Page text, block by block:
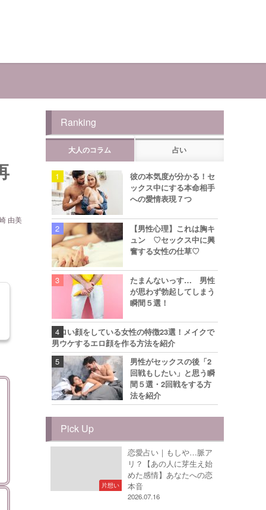
由美
Ranking
大人のコラム 占い
彼の本気度が分かる！セ
ックス中にする本命相手
への愛情表現７つ
【男性心理】これは胸キ
ュン ♡セックス中に興
奮する女性の仕草♡
たまんないっす… 男性
が思わず勃起してしまう
瞬間５選！
エロい顔をしている女性の特徴23選！メイクで
男ウケするエロ顔を作る方法を紹介
男性がセックスの後「2
回戦もしたい」と思う瞬
間５選・2回戦をする方
法を紹介
Pick Up
片想い
恋愛占い｜もしや…脈ア
リ？【あの人に芽生え始
めた感情】あなたへの恋
本音
2026.07.16